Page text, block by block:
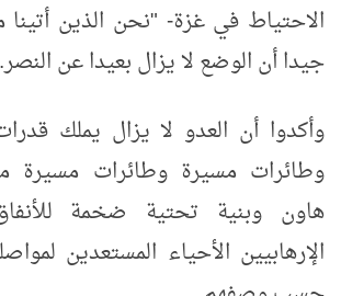
الاحتياط في غزة- "نحن الذين أتينا
جيدا أن الوضع لا يزال بعيدا عن النصر.
وأكدوا أن العدو لا يزال يملك
وطائرات مسيرة وطائرات مسيرة
هاون وبنية تحتية ضخمة
الإرهابيين الأحياء المستعدين